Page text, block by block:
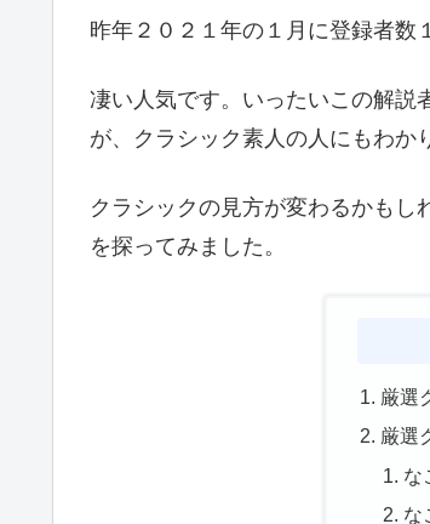
昨年２０２１年の１月に登録者数
凄い人気です。いったいこの解説
が、クラシック素人の人にもわか
クラシックの見方が変わるかも
を探ってみました。
厳選
厳選
な
な